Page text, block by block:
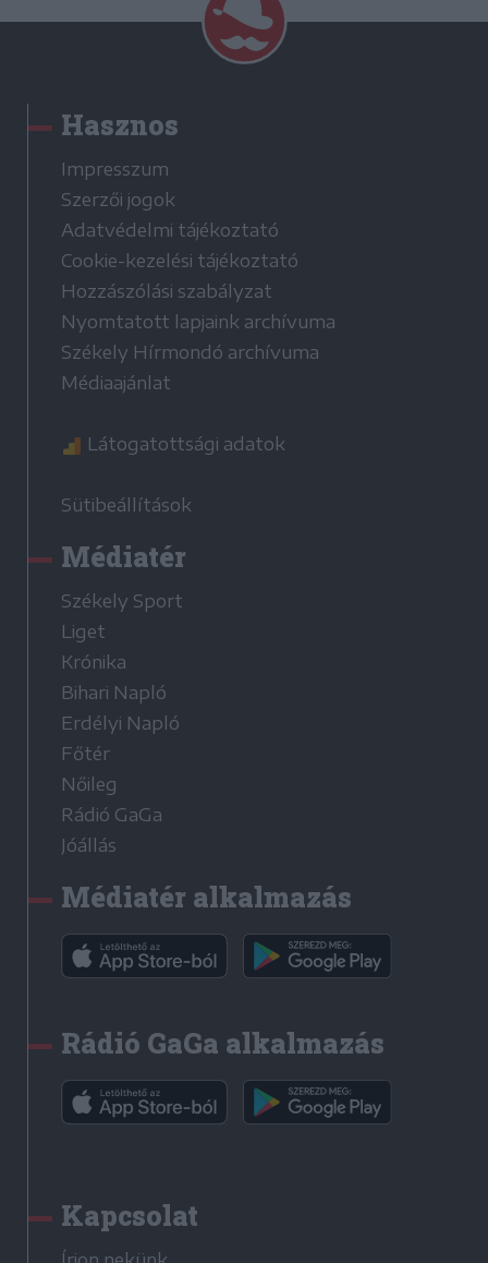
Hasznos
Impresszum
Szerzői jogok
Adatvédelmi tájékoztató
Cookie-kezelési tájékoztató
Hozzászólási szabályzat
Nyomtatott lapjaink archívuma
Székely Hírmondó archívuma
Médiaajánlat
Látogatottsági adatok
Sütibeállítások
Médiatér
Székely Sport
Liget
Krónika
Bihari Napló
Erdélyi Napló
Főtér
Nőileg
Rádió GaGa
Jóállás
Médiatér alkalmazás
Rádió GaGa alkalmazás
Kapcsolat